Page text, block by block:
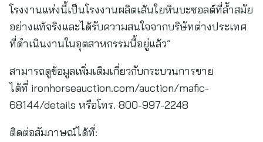
โรงงานแห่งนี้เป็นโรงงานผลิตเส้นใยหินบะซอลต์ที่ล้ำสมัย
อย่างแท้จริงและได้รับความสนใจจากบริษัทต่างประเทศ
ที่ดำเนินงานในอุตสาหกรรมนี้อยู่แล้ว”
สามารถดูข้อมูลเพิ่มเติมเกี่ยวกับกระบวนการขาย
ได้ที่ ironhorseauction.com/auction/mafic-
68144/details หรือโทร. 800-997-2248
ติดต่อสัมภาษณ์ได้ที่: